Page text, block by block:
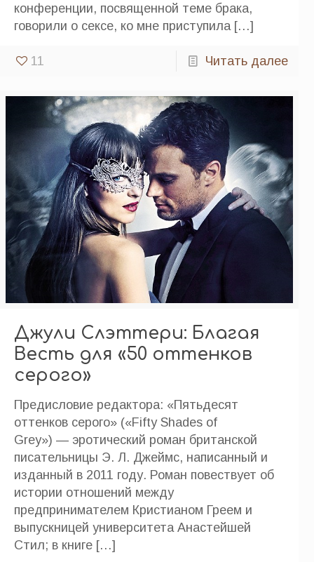
конференции, посвященной теме брака,
говорили о сексе, ко мне приступила […]
11 Читать далее
Джули Слэттери: Благая
Весть для «50 оттенков
серого»
Предисловие редактора: «Пятьдесят
оттенков серого» («Fifty Shades of
Grey») — эротический роман британской
писательницы Э. Л. Джеймс, написанный и
изданный в 2011 году. Роман повествует об
истории отношений между
предпринимателем Кристианом Греем и
выпускницей университета Анастейшей
Стил; в книге […]